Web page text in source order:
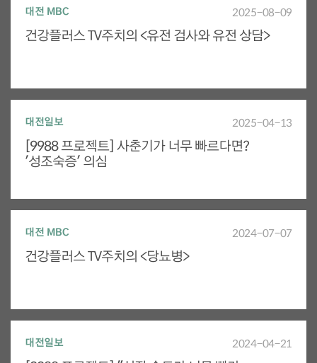
대전 MBC
건강플러스 TV주치의 <유전 검사와 유전 상담>
2025-08-09
대전일보
[9988 프로젝트] 사춘기가 너무 빠르다면?
'성조숙증' 의심
2025-04-13
대전 MBC
건강플러스 TV주치의 <당뇨병>
2024-07-07
대전일보 2024-04-21